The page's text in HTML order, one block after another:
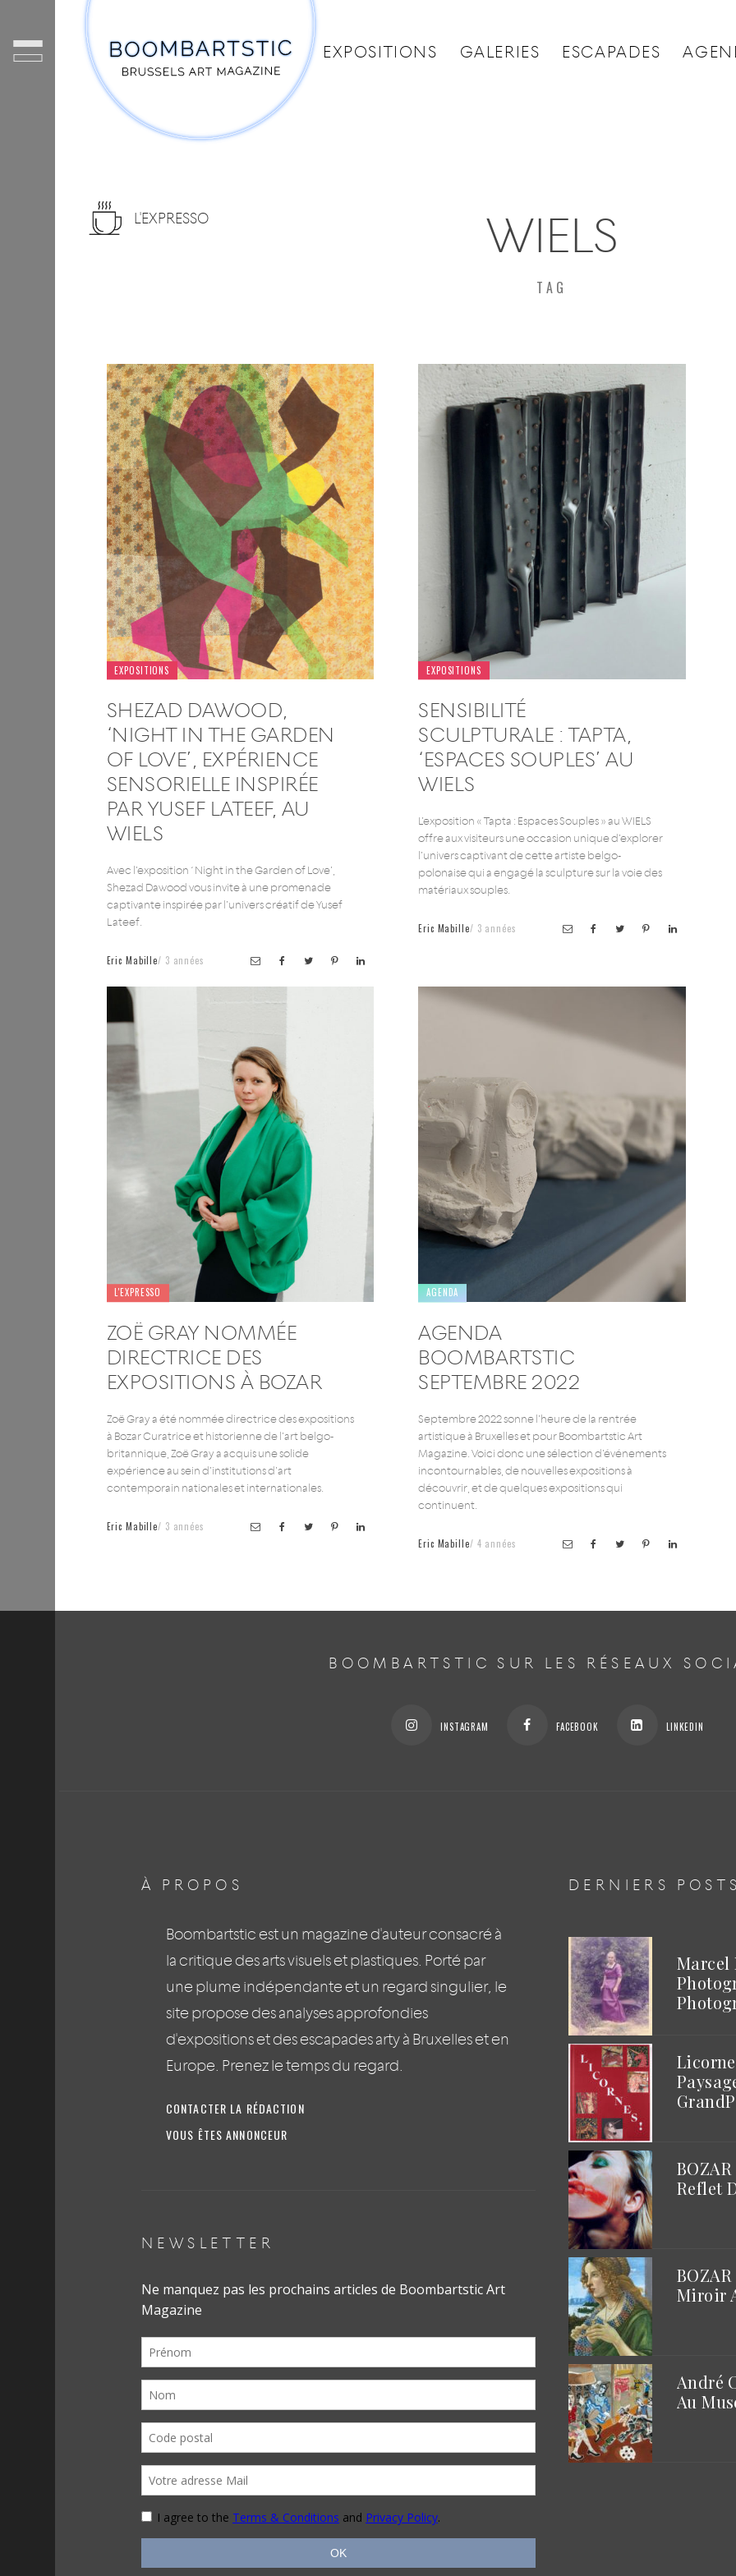
L'EXPRESSO
EXPOSITIONS GALERIES ESCAPADES
WIELS
TAG
EXPOSITIONS
SHEZAD DAWOOD,
‘NIGHT IN THE GARDEN
OF LOVE’, EXPÉRIENCE
SENSORIELLE INSPIRÉE
PAR YUSEF LATEEF, AU
WIELS
Avec l’exposition ‘ Night in the Garden of Love’,
Shezad Dawood vous invite à une promenade
captivante inspirée par l’univers créatif de Yusef
Lateef.
Eric Mabille 3 années
EXPOSITIONS
SENSIBILITÉ
SCULPTURALE : TAPTA,
‘ESPACES SOUPLES’ AU
WIELS
L’exposition « Tapta : Espaces Souples » au WIELS
offre aux visiteurs une occasion unique d’explorer
l’univers captivant de cette artiste belgo-
polonaise qui a engagé la sculpture sur la voie des
matériaux souples.
Eric Mabille 3 années
L'EXPRESSO
ZOË GRAY NOMMÉE
DIRECTRICE DES
EXPOSITIONS À BOZAR
Zoë Gray a été nommée directrice des expositions
à Bozar Curatrice et historienne de l’art belgo-
britannique, Zoë Gray a acquis une solide
expérience au sein d’institutions d’art
contemporain nationales et internationales.
Eric Mabille 3 années
AGENDA
AGENDA
BOOMBARTSTIC
SEPTEMBRE 2022
Septembre 2022 sonne l’heure de la rentrée
artistique à Bruxelles et pour Boombartstic Art
Magazine. Voici donc une sélection d’événements
incontournables, de nouvelles expositions à
découvrir, et de quelques expositions qui
continuent.
Eric Mabille 4 années
BOOMBARTSTIC SUR LES RÉSEAUX
INSTAGRAM FACEBOOK LINKEDIN
À PROPOS
Boombartstic est un magazine d'auteur consacré à
la critique des arts visuels et plastiques. Porté par
une plume indépendante et un regard singulier, le
site propose des analyses approfondies
d'expositions et des escapades arty à Bruxelles et en
Europe. Prenez le temps du regard.
CONTACTER LA RÉDACTION
VOUS ÊTES ANNONCEUR
NEWSLETTER
DERNIERS
Marcel
Reflet
Miroir
André
Au